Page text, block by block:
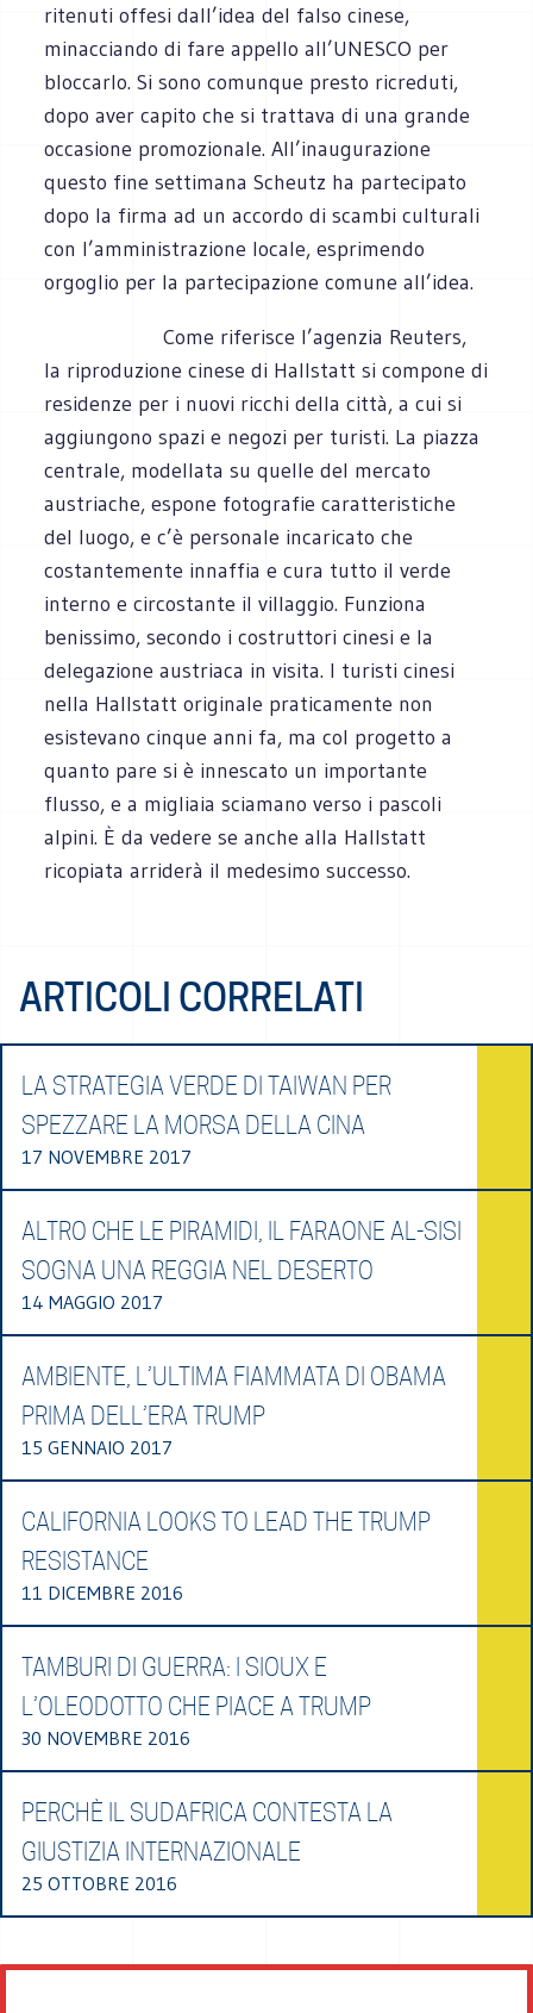
ritenuti offesi dall’idea del falso cinese,
minacciando di fare appello all’UNESCO per
bloccarlo. Si sono comunque presto ricreduti,
dopo aver capito che si trattava di una grande
occasione promozionale. All’inaugurazione
questo fine settimana Scheutz ha partecipato
dopo la firma ad un accordo di scambi culturali
con l’amministrazione locale, esprimendo
orgoglio per la partecipazione comune all’idea.
Come riferisce l’agenzia Reuters,
la riproduzione cinese di Hallstatt si compone di
residenze per i nuovi ricchi della città, a cui si
aggiungono spazi e negozi per turisti. La piazza
centrale, modellata su quelle del mercato
austriache, espone fotografie caratteristiche
del luogo, e c’è personale incaricato che
costantemente innaffia e cura tutto il verde
interno e circostante il villaggio. Funziona
benissimo, secondo i costruttori cinesi e la
delegazione austriaca in visita. I turisti cinesi
nella Hallstatt originale praticamente non
esistevano cinque anni fa, ma col progetto a
quanto pare si è innescato un importante
flusso, e a migliaia sciamano verso i pascoli
alpini. È da vedere se anche alla Hallstatt
ricopiata arriderà il medesimo successo.
ARTICOLI CORRELATI
LA STRATEGIA VERDE DI TAIWAN PER
SPEZZARE LA MORSA DELLA CINA
17 NOVEMBRE 2017
ALTRO CHE LE PIRAMIDI, IL FARAONE AL-SISI
SOGNA UNA REGGIA NEL DESERTO
14 MAGGIO 2017
AMBIENTE, L’ULTIMA FIAMMATA DI OBAMA
PRIMA DELL’ERA TRUMP
15 GENNAIO 2017
CALIFORNIA LOOKS TO LEAD THE TRUMP
RESISTANCE
11 DICEMBRE 2016
TAMBURI DI GUERRA: I SIOUX E
L’OLEODOTTO CHE PIACE A TRUMP
30 NOVEMBRE 2016
PERCHÈ IL SUDAFRICA CONTESTA LA
GIUSTIZIA INTERNAZIONALE
25 OTTOBRE 2016